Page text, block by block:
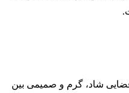
شاد، گرم و صمیمی بین